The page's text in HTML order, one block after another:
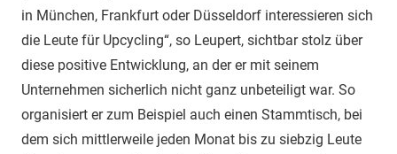
in München, Frankfurt oder Düsseldorf interessieren sich
die Leute für Upcycling“, so Leupert, sichtbar stolz über
diese positive Entwicklung, an der er mit seinem
Unternehmen sicherlich nicht ganz unbeteiligt war. So
organisiert er zum Beispiel auch einen Stammtisch, bei
dem sich mittlerweile jeden Monat bis zu siebzig Leute